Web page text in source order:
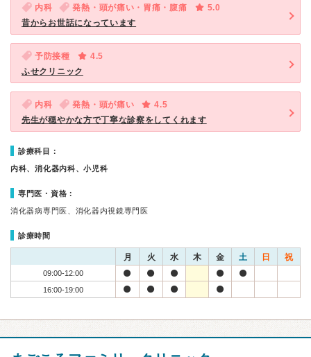
内科 発熱・頭が痛い・胃痛・腹痛
5.0
昔からお世話になっています
予防接種
4.5
ふせクリニック
内科 発熱・頭が痛い
4.5
先生が穏やかな方で丁寧な診察をしてくれます
診療科目：
内科、消化器内科、小児科
専門医・資格：
消化器病専門医、消化器内視鏡専門医
診療時間
月 火 水 木 金 土 日 祝
09:00-12:00
16:00-19:00